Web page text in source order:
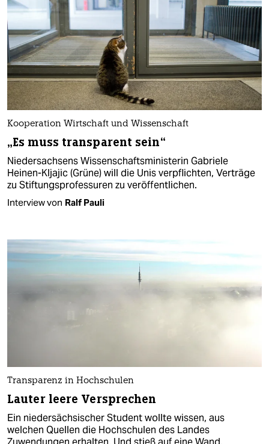
Kooperation Wirtschaft und Wissenschaft
„Es muss transparent sein“
Niedersachsens Wissenschaftsministerin Gabriele
Heinen-Kljajic (Grüne) will die Unis verpflichten, Verträge
zu Stiftungsprofessuren zu veröffentlichen.
Interview von Ralf Pauli
Transparenz in Hochschulen
Lauter leere Versprechen
Ein niedersächsischer Student wollte wissen, aus
welchen Quellen die Hochschulen des Landes